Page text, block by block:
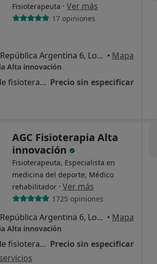
Fisioterapeuta · Ver más
17 opiniones
Avenida de la República Argentina 6, Local A, Sevilla • Mapa
Alta innovación
Tratamiento de fisioterapia Precio sin especificar
AGC Fisioterapia Alta
innovación
Fisioterapeuta, Especialista en
medicina del deporte, Médico
rehabilitador · Ver más
1725 opiniones
Avenida de la República Argentina 6, Local A, Sevilla • Mapa
Alta innovación
Tratamiento de fisioterapia Precio sin especificar